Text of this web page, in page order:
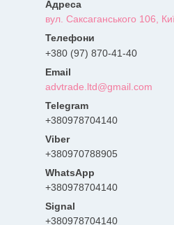
вул. Саксаганського 106,
+380 (97) 870-41-40
advtrade.ltd@gmail.com
+380978704140
+380970788905
+380978704140
Signal
+380978704140